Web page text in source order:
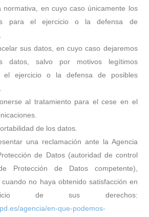
normativa, en cuyo caso únicamente los
para el ejercicio o la defensa de
sus datos, en cuyo caso dejaremos
datos, salvo por motivos legítimos
el ejercicio o la defensa de posibles
al tratamiento para el cese en el
de los datos.
una reclamación ante la Agencia
de Datos (autoridad de control
Protección de Datos competente),
cuando no haya obtenido satisfacción en
de sus derechos:
agencia/en-que-podemos-